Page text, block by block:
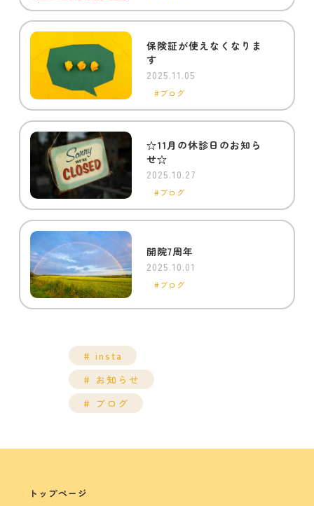
保険証が使えなくなりま
す
2025.11.05
ブログ
☆11月の休診日のお知ら
せ☆
2025.10.27
ブログ
開院7周年
2025.10.01
ブログ
insta
お知らせ
ブログ
トップページ